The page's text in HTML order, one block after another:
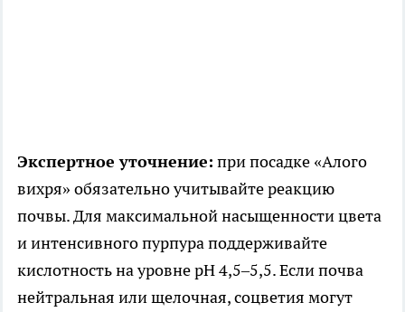
Экспертное уточнение: при посадке «Алого
вихря» обязательно учитывайте реакцию
почвы. Для максимальной насыщенности цвета
и интенсивного пурпура поддерживайте
кислотность на уровне pH 4,5–5,5. Если почва
нейтральная или щелочная, соцветия могут